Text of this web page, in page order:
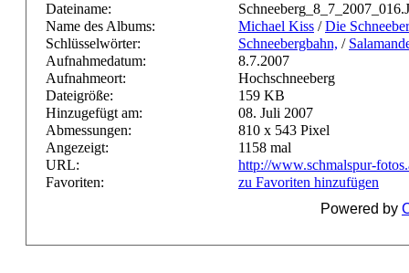
Dateiname:
Name des Albums:
Michael Kiss /Die
Schlüsselwörter:
Schneebergbahn, /
Aufnahmedatum:
8.7.2007
Aufnahmeort:
Hochschneeberg
Dateigröße:
159 KB
Hinzugefügt am:
08. Juli 2007
Abmessungen:
810 x 543 Pixel
Angezeigt:
1158 mal
URL:
http://www.schmalspur-
Favoriten:
zu Favoriten hinzufügen
Powered by